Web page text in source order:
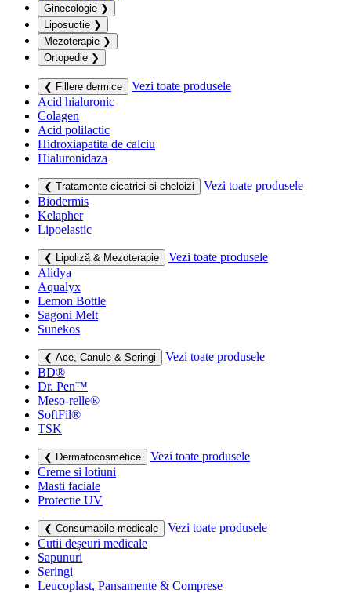
Ginecologie ❯
Liposuctie ❯
Mezoterapie ❯
Ortopedie ❯
❮ Fillere dermice
Vezi toate produsele
Acid hialuronic
Colagen
Acid polilactic
Hidroxiapatita de calciu
Hialuronidaza
❮ Tratamente cicatrici si cheloizi
Vezi toate produsele
Biodermis
Kelapher
Lipoelastic
❮ Lipoliză & Mezoterapie
Vezi toate produsele
Alidya
Aqualyx
Lemon Bottle
Sagoni Melt
Sunekos
❮ Ace, Canule & Seringi
Vezi toate produsele
BD®
Dr. Pen™
Meso-relle®
SoftFil®
TSK
❮ Dermatocosmetice
Vezi toate produsele
Creme si lotiuni
Masti faciale
Protectie UV
❮ Consumabile medicale
Vezi toate produsele
Cutii deșeuri medicale
Sapunuri
Seringi
Leucoplast, Pansamente & Comprese